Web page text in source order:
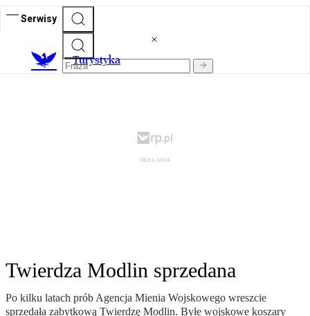
Serwisy
Turystyka
Twierdza Modlin sprzedana
Po kilku latach prób Agencja Mienia Wojskowego wreszcie
sprzedała zabytkową Twierdzę Modlin. Byłe wojskowe koszary